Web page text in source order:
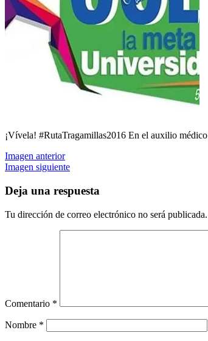
¡Vívela! #RutaTragamillas2016 En el auxilio
Imagen anterior
Imagen siguiente
Deja una respuesta
Tu dirección de correo electrónico no será publicada.
Comentario *
Nombre *